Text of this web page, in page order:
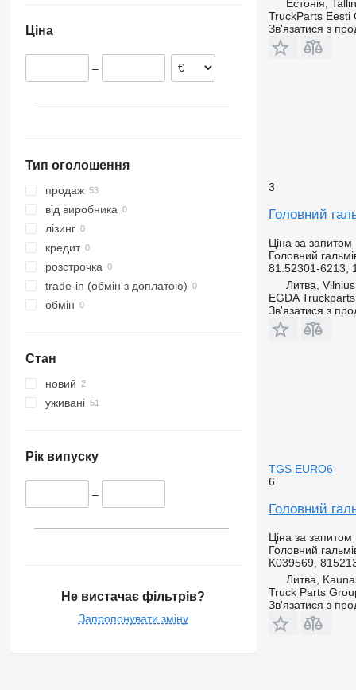
Румунія
Португалія
Ціна
–
Тип оголошення
продаж
від виробника
лізинг
кредит
розстрочка
trade-in (обмін з доплатою)
обмін
Стан
новий
уживані
Рік випуску
–
Не вистачає фільтрів?
Запропонувати зміну
Естонія,
TruckParts Eesti
Зв'язатися з
3
Головний
Ціна за запитом
Головний
81.52301-6213,
Литва, Vilnius
EGDA Truckparts
Зв'язатися з
TGS EURO6
6
Головний
Ціна за запитом
Головний
K039569,
Литва,
Truck Parts
Зв'язатися з